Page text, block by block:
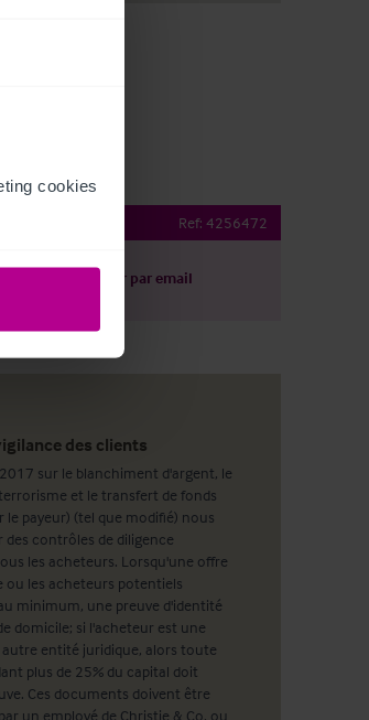
cookies
Ref: 4256472
Partager par email
des clients
sur le blanchiment d'argent, le
et le transfert de fonds
payeur) (tel que modifié) nous
des contrôles de diligence
les acheteurs. Lorsqu'une offre
ou les acheteurs potentiels
minimum, une preuve d'identité
domicile; si l'acheteur est une
entité juridique, alors toute
plus de 25% du capital doit
Ces documents doivent être
un employé de Christie & Co, ou